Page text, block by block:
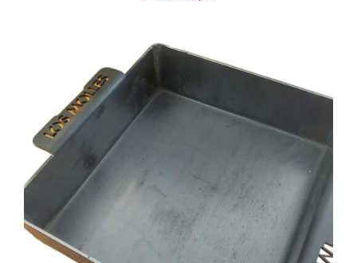
AGREGAR AL CARRITO /